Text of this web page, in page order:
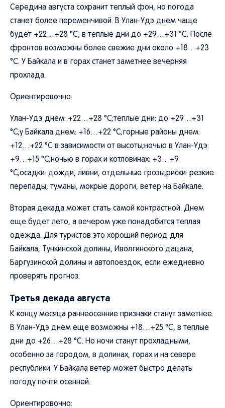
Середина августа сохранит теплый фон, но погода
станет более переменчивой. В Улан-Удэ днем чаще
будет +22…+28 °C, в теплые дни до +29…+31 °C. После
фронтов возможны более свежие дни около +18…+23
°C. У Байкала и в горах станет заметнее вечерняя
прохлада.
Ориентировочно:
Улан-Удэ днем: +22…+28 °C;теплые дни: до +29…+31
°C;у Байкала днем: +16…+22 °C;горные районы днем:
+12…+22 °C в зависимости от высоты;ночью в Улан-Удэ:
+9…+15 °C;ночью в горах и котловинах: +3…+9
°C;осадки: дожди, ливни, отдельные грозы;риски: резкие
перепады, туманы, мокрые дороги, ветер на Байкале.
Вторая декада может стать самой контрастной. Днем
еще будет лето, а вечером уже понадобится теплая
одежда. Для туристов это хороший период для
Байкала, Тункинской долины, Иволгинского дацана,
Баргузинской долины и автопоездок, если ежедневно
проверять прогноз.
Третья декада августа
К концу месяца раннеосенние признаки станут заметнее.
В Улан-Удэ днем еще возможны +18…+25 °C, в теплые
дни до +26…+28 °C. Но ночи станут прохладными,
особенно за городом, в долинах, горах и на севере
республики. У Байкала ветер может быстро делать
погоду почти осенней.
Ориентировочно: